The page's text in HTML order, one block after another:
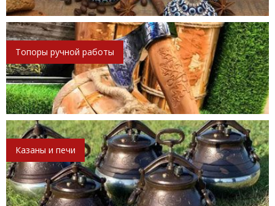
Топоры ручной работы
Казаны и печи